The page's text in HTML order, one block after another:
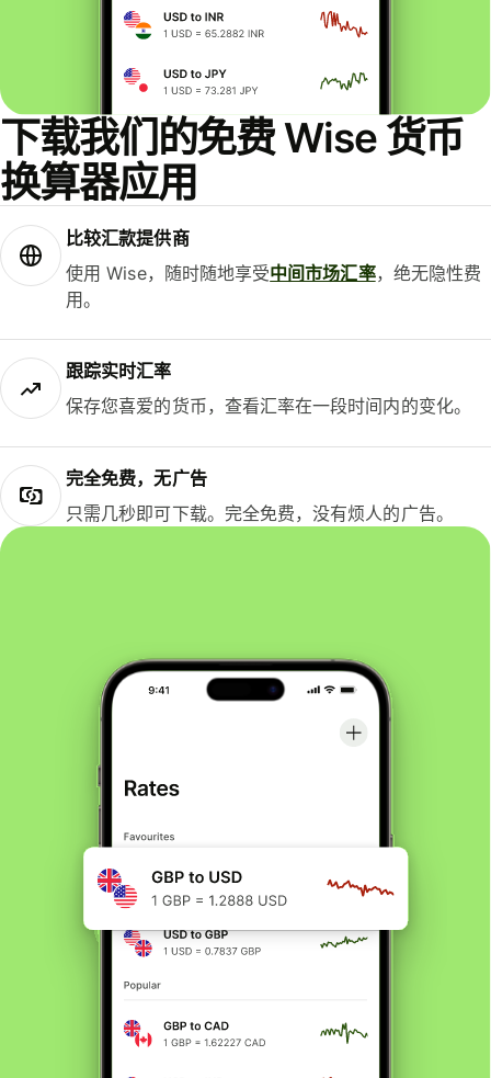
下载我们的免费 Wise 货币
换算器应用
比较汇款提供商
使用 Wise，随时随地享受中间市场汇率，绝无隐性费
用。
跟踪实时汇率
保存您喜爱的货币，查看汇率在一段时间内的变化。
完全免费，无广告
只需几秒即可下载。完全免费，没有烦人的广告。